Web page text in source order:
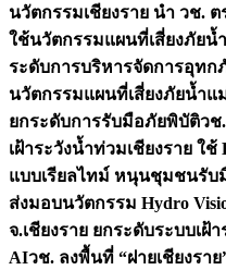
นวัตกรรมเชียงราย นำ วช.
ใช้นวัตกรรมแผนที่เสี่ยงภัยน้
ระดับการบริหารจัดการอุทก
นวัตกรรมแผนที่เสี่ยงภัยน้ำ
ยกระดับการรับมือภัยพิบัติวช
เฝ้าระวังน้ำท่วมเชียงราย ใ
แบบเรียลไทม์ หนุนชุมชนรั
ส่งมอบนวัตกรรม Hydro
จ.เชียงราย ยกระดับระบบเ
AIวช. ลงพื้นที่ “ฝายเชียงรา